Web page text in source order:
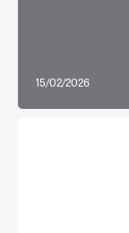
15/02/2026